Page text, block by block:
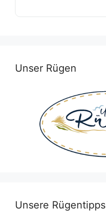
Unser Rügen
Unsere Rügentipps